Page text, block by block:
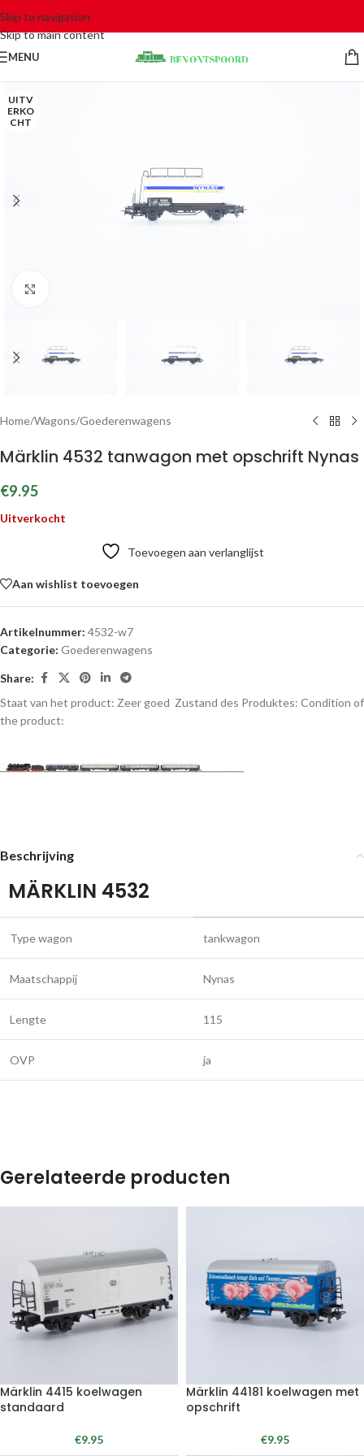
Skip to navigation
Skip to main content
MENU
UITV
ERKO
CHT
Home/Wagons/Goederenwagens
Märklin 4532 tanwagon met opschrift Nynas
€9.95
Uitverkocht
Toevoegen aan verlanglijst
Aan wishlist toevoegen
Artikelnummer: 4532-w7
Categorie: Goederenwagens
Share:
Staat van het product: Zeer goed Zustand des Produktes: Condition of
the product:
Beschrijving
MÄRKLIN 4532
Type wagon tankwagon
Maatschappij Nynas
Lengte 115
OVP ja
Gerelateerde producten
Märklin 4415 koelwagen
standaard
€9.95
Märklin 44181 koelwagen met
opschrift
€9.95